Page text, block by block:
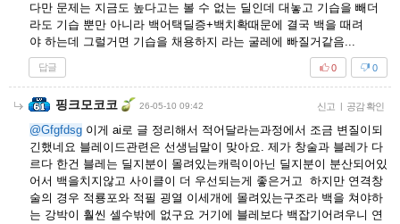
다만 문제는 지금도 높다고는 볼 수 없는 딜인데 대놓고 기습을 빼더
라도 기습 뿐만 아니라 백어택딜증+백치확때문에 결국 백을 때려
야 하는데 그럴거면 기습을 채용하지 라는 굴레에 빠질거같음...
답글 0
0
핑크모코코 26-05-10 09:42 신고 | 공감 확인
@Gfgfdsg 이게 ai로 글 정리해서 적어달라는과정에서 조금 변질이되
긴했네요 블레이드관련은 선생님말이 맞아요. 제가 창술과 블레가 다
르다 한건 블레는 딜지분이 몰려있는캐릭이아닌 딜지분이 분산되어있
어서 백을치지않고 사이클이 더 우선되는게 좋은거고 하지만 연격창
술의 경우 적룡포와 적필 굉열 이세개에 몰려있는구조라 백을 쳐야하
는 강박이 훨씬 셀수밖에 없구요 거기에 블레보다 백잡기어려우니 연